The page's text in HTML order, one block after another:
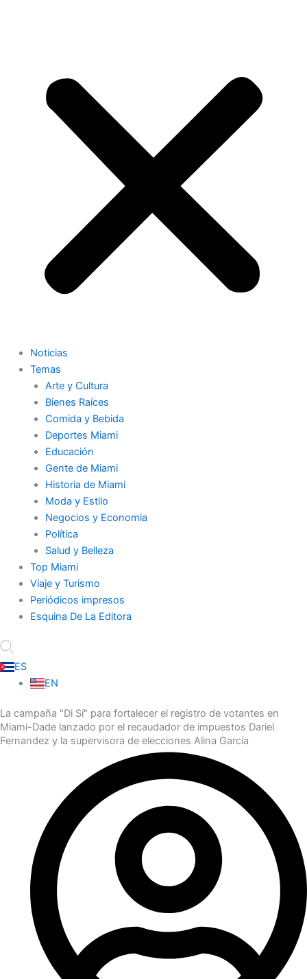
Noticias
Temas
Arte y Cultura
Bienes Raíces
Comida y Bebida
Deportes Miami
Educación
Gente de Miami
Historia de Miami
Moda y Estilo
Negocios y Economia
Política
Salud y Belleza
Top Miami
Viaje y Turismo
Periódicos impresos
Esquina De La Editora
ES
EN
La campaña "Di Sí" para fortalecer el registro de votantes en
Miami-Dade lanzado por el recaudador de impuestos Dariel
Fernandez y la supervisora de elecciones Alina García